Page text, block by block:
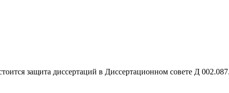
защита диссертаций в Диссертационном совете Д